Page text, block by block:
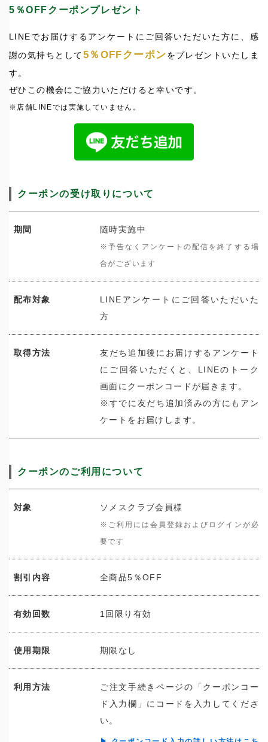
5％OFFクーポンプレゼント
LINEでお届けするアンケートにご回答いただいた方に、感
謝の気持ちとして5％OFFクーポンをプレゼントいたしま
す。
ぜひこの機会にご協力いただけると幸いです。
※店舗LINEでは実施していません。
クーポンの受け取りについて
期間 随時実施中
※予告なくアンケートの配信を終了する場
合がございます
配布対象
LINEアンケートにご回答いただいた
方
取得方法
友だち追加後にお届けするアンケート
にご回答いただくと、LINEのトーク
画面にクーポンコードが届きます。
※すでに友だち追加済みの方にもアン
ケートをお届けします。
クーポンのご利用について
対象 ソメスクラブ会員様
※ご利用には会員登録およびログインが必
要です
割引内容 全商品5％OFF
有効回数 1回限り有効
使用期限 期限なし
利用方法
ご注文手続きページの「クーポンコー
ド入力欄」にコードを入力してくださ
い。